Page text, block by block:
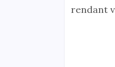
rendant